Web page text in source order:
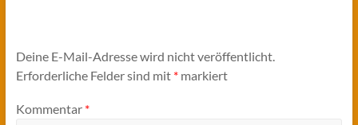
Deine E-Mail-Adresse wird nicht veröffentlicht.
Erforderliche Felder sind mit *markiert
Kommentar *